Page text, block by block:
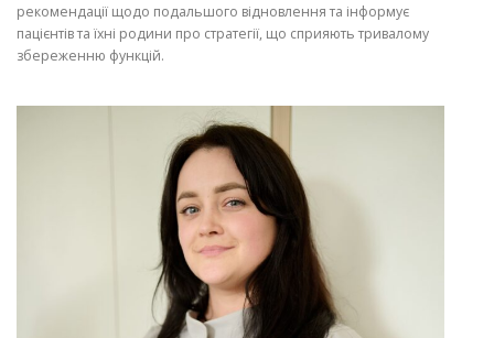
рекомендації щодо подальшого відновлення та інформує
пацієнтів та їхні родини про стратегії, що сприяють тривалому
збереженню функцій.